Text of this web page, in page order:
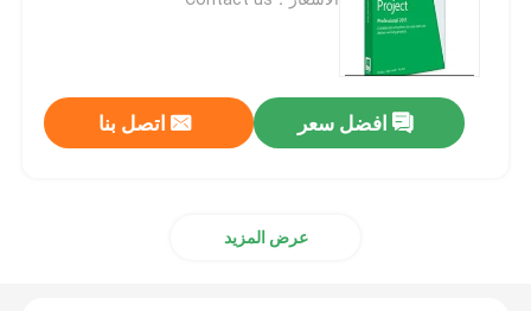
Windows 10 ملصق COA
Windows 11 ملصق COA
افضل سعر اتصل بنا
عرض المزيد